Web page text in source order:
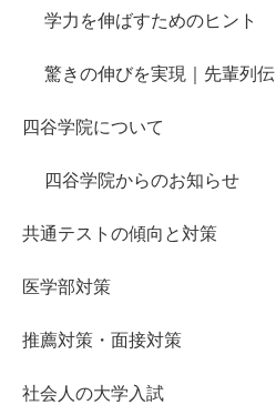
学力を伸ばすためのヒント
驚きの伸びを実現｜先輩列伝
四谷学院について
四谷学院からのお知らせ
共通テストの傾向と対策
医学部対策
推薦対策・面接対策
社会人の大学入試